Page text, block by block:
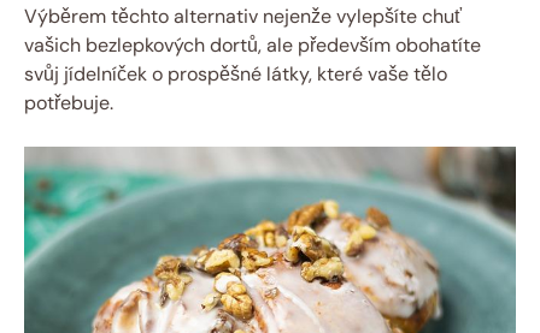
Výběrem těchto alternativ nejenže vylepšíte chuť
vašich bezlepkových dortů, ale především obohatíte
svůj jídelníček o prospěšné látky, které vaše tělo
potřebuje.